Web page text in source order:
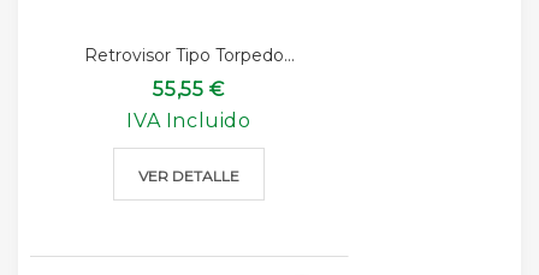
Retrovisor Tipo Torpedo...
55,55 €
IVA Incluido
VER DETALLE